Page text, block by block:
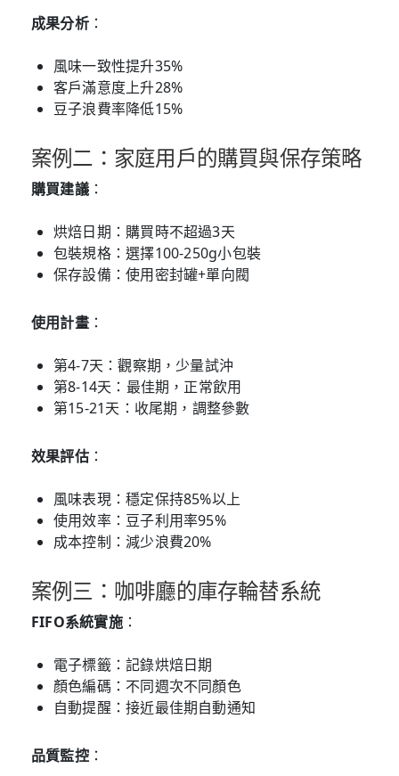
成果分析：
風味一致性提升35%
客戶滿意度上升28%
豆子浪費率降低15%
案例二：家庭用戶的購買與保存策略
購買建議：
烘焙日期：購買時不超過3天
包裝規格：選擇100-250g小包裝
保存設備：使用密封罐+單向閥
使用計畫：
第4-7天：觀察期，少量試沖
第8-14天：最佳期，正常飲用
第15-21天：收尾期，調整參數
效果評估：
風味表現：穩定保持85%以上
使用效率：豆子利用率95%
成本控制：減少浪費20%
案例三：咖啡廳的庫存輪替系統
FIFO系統實施：
電子標籤：記錄烘焙日期
顏色編碼：不同週次不同顏色
自動提醒：接近最佳期自動通知
品質監控：